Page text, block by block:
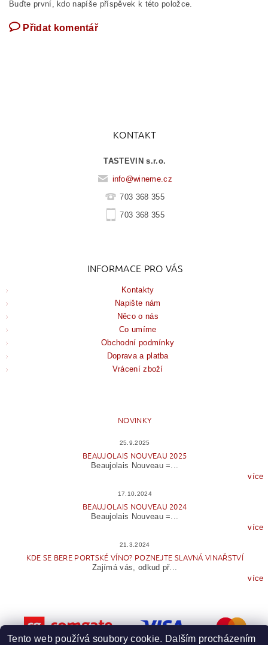
Buďte první, kdo napíše příspěvek k této položce.
Přidat komentář
KONTAKT
TASTEVIN s.r.o.
info@wineme.cz
703 368 355
703 368 355
INFORMACE PRO VÁS
Kontakty
Napište nám
Něco o nás
Co umíme
Obchodní podmínky
Doprava a platba
Vrácení zboží
NOVINKY
25.9.2025
BEAUJOLAIS NOUVEAU 2025
Beaujolais Nouveau =...
více
17.10.2024
BEAUJOLAIS NOUVEAU 2024
Beaujolais Nouveau =...
více
21.3.2024
KDE SE BERE PORTSKÉ VÍNO? POZNEJTE SLAVNÁ VINAŘSTVÍ
Zajímá vás, odkud př...
více
Tento web používá soubory cookie. Dalším procházením